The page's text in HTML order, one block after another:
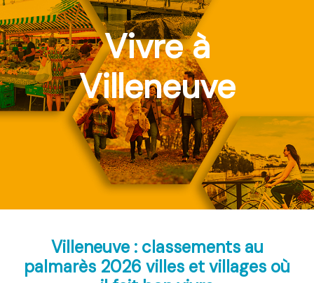
Vivre à
Villeneuve
Villeneuve : classements au
palmarès 2026 villes et villages où